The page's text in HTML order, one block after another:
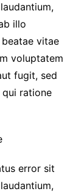
illo
vitae
voluptatem
fugit, sed
ratione
error sit